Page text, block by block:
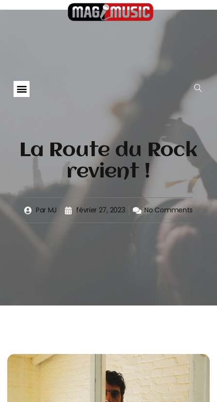
La Route du Rock
revient !
Par MJ février 27, 2023 No Comments